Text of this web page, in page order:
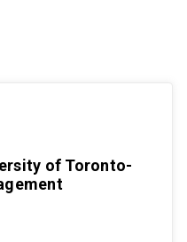
of Toronto-